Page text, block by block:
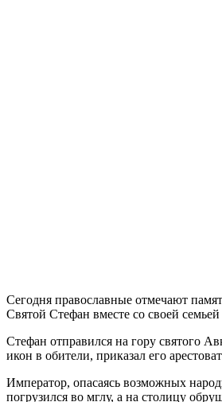
Сегодня православные отмечают
Святой Стефан вместе со своей
Стефан отправился на гору святого
икон в обители, приказал его
Император, опасаясь возможных
погрузился во мглу, а на столицу